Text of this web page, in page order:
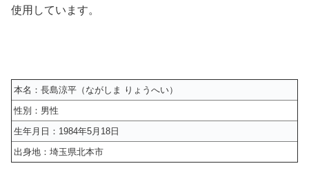
使用しています。
本名：長島涼平（ながしま りょうへい）
性別：男性
生年月日：1984年5月18日
出身地：埼玉県北本市